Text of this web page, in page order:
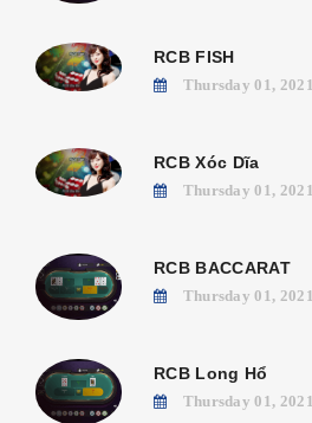
RCB FISH
Thursday 01, 2021
RCB Xóc Dĩa
Thursday 01, 2021
RCB BACCARAT
Thursday 01, 2021
RCB Long Hổ
Thursday 01, 2021